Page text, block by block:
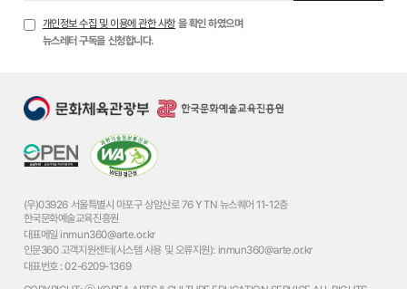
개인정보 수집 및 이용에 관한 사항 을 확인 하였으며
뉴스레터 구독을 신청합니다.
(우)03926 서울특별시 마포구 상암산로 76 YTN 뉴스퀘어 11-12층
한국문화예술교육진흥원
대표메일 inmun360@arte.or.kr
인문360 고객지원센터(시스템 사용 및 오류지원): inmun360@arte.or.kr
대표번호 :02-6209-1369